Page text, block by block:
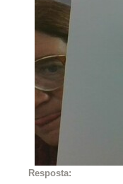
Artistas do Plástico
3.Depois de
O primeiro passo é
pode reutilizar o
4.Mãos à obra!
seja reutilizado e
vocês. Se tiverem
para que ele serve.
5.Publiquem a foto
Esse conteúdo irá
Novidades da
Blog do Circuito,
Capriche!
Resposta: